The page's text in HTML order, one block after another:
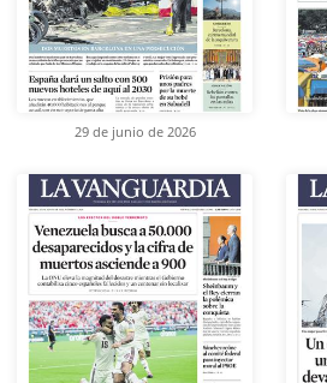
29 de junio de 2026